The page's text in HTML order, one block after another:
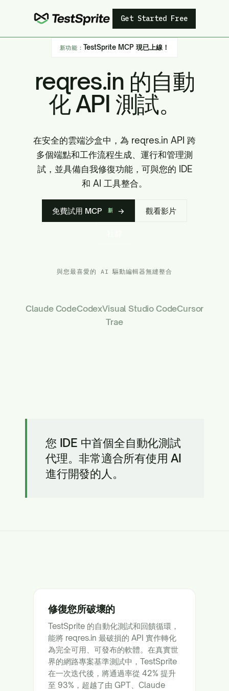
Get Started Free
新功能：TestSprite MCP 現已上線！
reqres.in 的自動
化 API 測試。
在安全的雲端沙盒中，為 reqres.in API 跨
多個端點和工作流程生成、運行和管理測
試，並具備自我修復功能，可與您的 IDE
和 AI 工具整合。
免費試用 MCP 新 → 觀看影片
與您最喜愛的 AI 驅動編輯器無縫整合
Claude CodeCodexVisual Studio CodeCursor
Trae
您 IDE 中首個全自動化測試
代理。非常適合所有使用 AI
進行開發的人。
修復您所破壞的
TestSprite 的自動化測試和回饋循環，
能將 reqres.in 最破損的 API 實作轉化
為完全可用、可發布的軟體。在真實世
界的網路專案基準測試中，TestSprite
在一次迭代後，將通過率從 42% 提升
至 93%，超越了由 GPT、Claude